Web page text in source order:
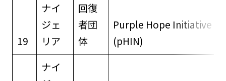
19
ナイ
ジェ
リア
回復
者団
体
Purple Hope Initiative
(pHIN)
ナイ